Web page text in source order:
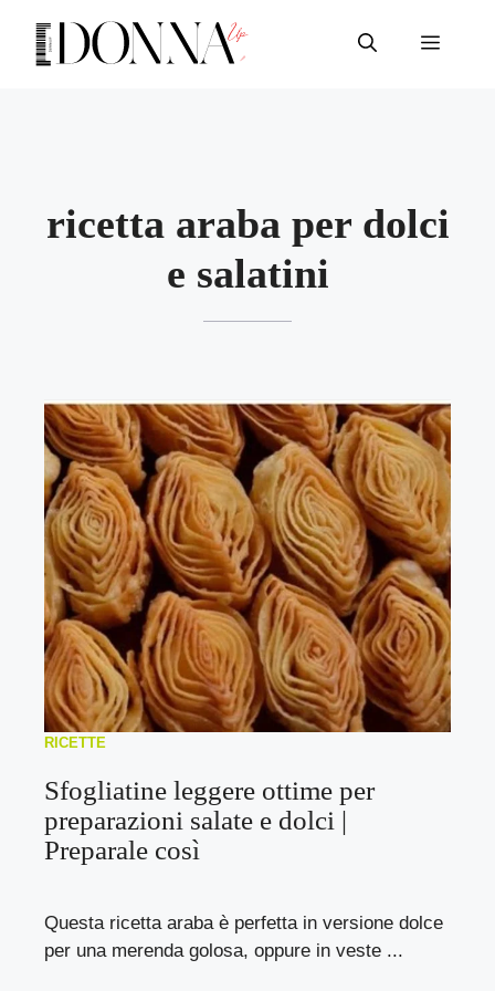
contenuto
Menu
ricetta araba per dolci
e salatini
RICETTE
Sfogliatine leggere ottime per
preparazioni salate e dolci |
Preparale così
Questa ricetta araba è perfetta in versione dolce
per una merenda golosa, oppure in veste ...